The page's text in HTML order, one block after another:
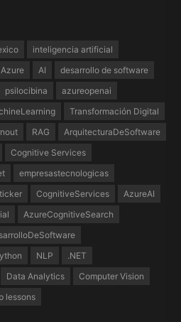
inteligencia artificial
AI
desarrollo de software
psilocibina
azureopenai
Transformación Digital
RAG
ArquitecturaDeSoftware
Cognitive Services
empresastecnologicas
ticker CognitiveServices
AzureAI
AzureCognitiveSearch
NLP
.NET
Data Analytics
Computer Vision
lessons